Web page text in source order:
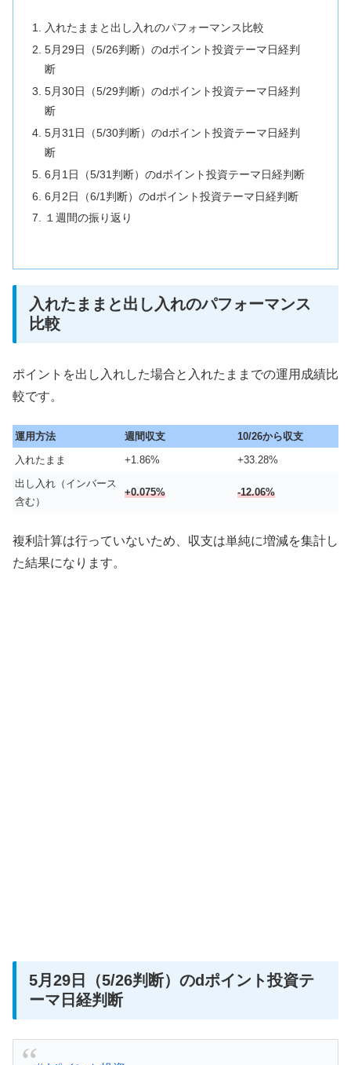
入れたままと出し入れのパフォーマンス比較
5月29日（5/26判断）のdポイント投資テーマ日経判
断
5月30日（5/29判断）のdポイント投資テーマ日経判
断
5月31日（5/30判断）のdポイント投資テーマ日経判
断
6月1日（5/31判断）のdポイント投資テーマ日経判断
6月2日（6/1判断）のdポイント投資テーマ日経判断
１週間の振り返り
入れたままと出し入れのパフォーマンス
比較
ポイントを出し入れした場合と入れたままでの運用成績比
較です。
運用方法 週間収支
10/26から収支
入れたまま
+1.86%
+33.28%
出し入れ（インバース
含む）
+0.075% -12.06%
複利計算は行っていないため、収支は単純に増減を集計し
た結果になります。
5月29日（5/26判断）のdポイント投資テ
ーマ日経判断